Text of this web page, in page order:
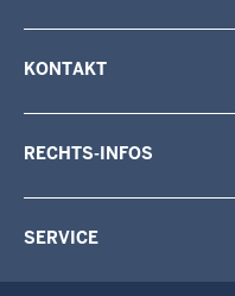
KONTAKT
RECHTS-INFOS
SERVICE